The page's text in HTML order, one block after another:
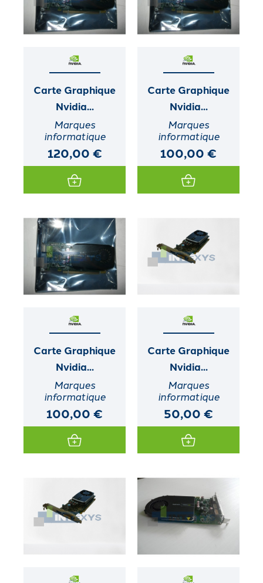
Carte Graphique
Nvidia...
Marques
informatique
120,00 €
Carte Graphique
Nvidia...
Marques
informatique
100,00 €
Carte Graphique
Nvidia...
Marques
informatique
100,00 €
Carte Graphique
Nvidia...
Marques
informatique
50,00 €